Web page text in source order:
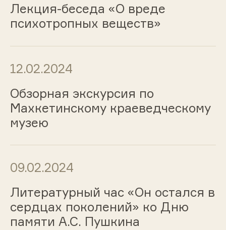
Лекция-беседа «О вреде
психотропных веществ»
12.02.2024
Обзорная экскурсия по
Махкетинскому краеведческому
музею
09.02.2024
Литературный час «Он остался в
сердцах поколений» ко Дню
памяти А.С. Пушкина